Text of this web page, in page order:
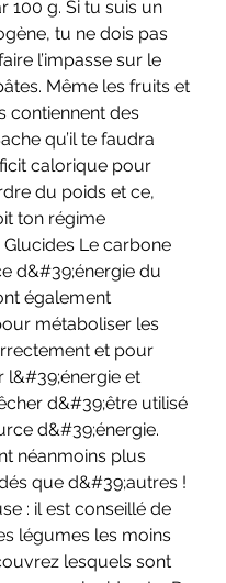
100 g. Si tu suis un
tu ne dois pas
l’impasse sur le
Même les fruits et
contiennent des
qu’il te faudra
calorique pour
du poids et ce,
ton régime
Glucides Le carbone
d&#39;énergie du
également
métaboliser les
et pour
l&#39;énergie et
d&#39;être utilisé
d&#39;énergie.
néanmoins plus
que d&#39;autres !
: il est conseillé de
légumes les moins
lesquels sont